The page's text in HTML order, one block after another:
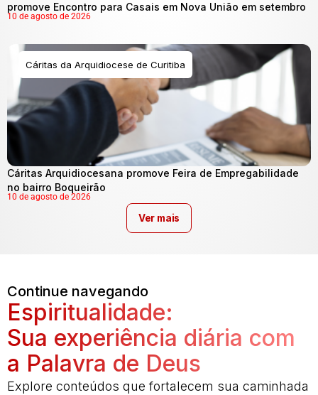
promove Encontro para Casais em Nova União em setembro
10 de agosto de 2026
Cáritas da Arquidiocese de Curitiba
Cáritas Arquidiocesana promove Feira de Empregabilidade
no bairro Boqueirão
10 de agosto de 2026
Ver mais
Continue navegando
Espiritualidade:
Sua experiência diária com
a Palavra de Deus
Explore conteúdos que fortalecem sua caminhada